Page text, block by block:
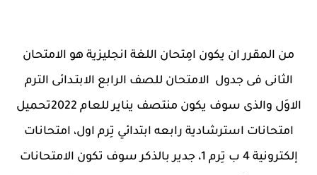
من المقرر ان يكون امِتحان اللغة انجليزية هو الامتحان
الثانى فى جدول الامتحان للصف الرابع الابتـدائى الترم
الاوَل والذى سوف يكون منتصف يناير للعام 2022تحميل
امتحانات استرشادية رابعه ابتدائي تِرم اول، امتحانات
إلكترونية 4 ب تِرم 1، جدير بالذكر سوف تكون الامتحانات